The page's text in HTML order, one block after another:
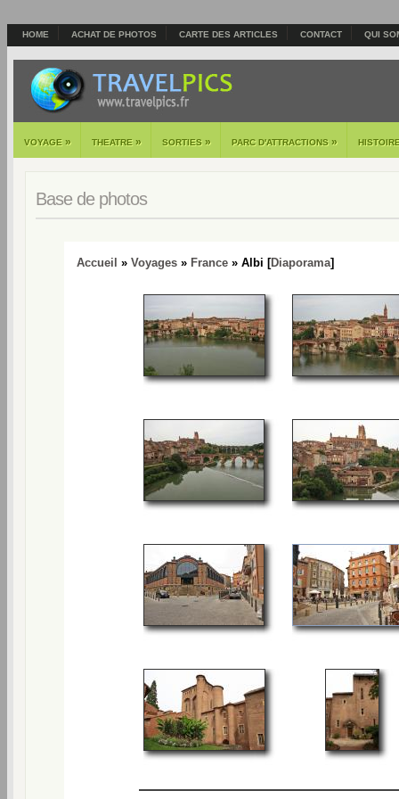
HOME ACHAT DE PHOTOS CARTE DES ARTICLES CONTACT QUI
VOYAGE » THEATRE » SORTIES » PARC D'ATTRACTIONS »
Base de photos
Accueil » Voyages » France » Albi [Diaporama]